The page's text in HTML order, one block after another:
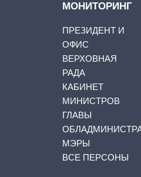
МОНИТОРИНГ
ПРЕЗИДЕНТ И
ОФИС
ВЕРХОВНАЯ
РАДА
КАБИНЕТ
МИНИСТРОВ
ГЛАВЫ
МЭРЫ
ВСЕ ПЕРСОНЫ